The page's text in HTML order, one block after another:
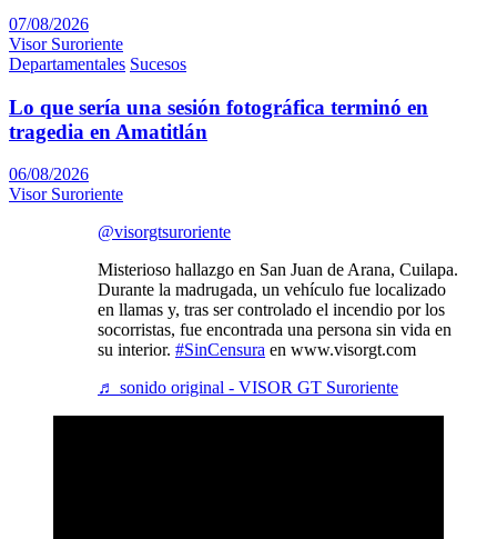
07/08/2026
Visor Suroriente
Departamentales Sucesos
Lo que sería una sesión fotográfica terminó en
tragedia en Amatitlán
06/08/2026
Visor Suroriente
@visorgtsuroriente
Misterioso hallazgo en San Juan de Arana, Cuilapa.
Durante la madrugada, un vehículo fue localizado
en llamas y, tras ser controlado el incendio por los
socorristas, fue encontrada una persona sin vida en
su interior. #SinCensura en www.visorgt.com
♬ sonido original - VISOR GT Suroriente